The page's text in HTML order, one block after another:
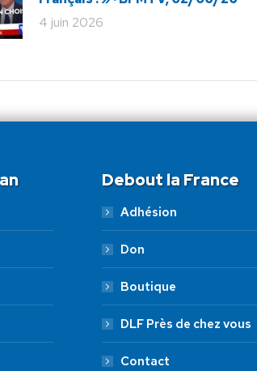
4 juin 2026
Debout la France
Adhésion
Don
Boutique
DLF Près de chez vous
Contact